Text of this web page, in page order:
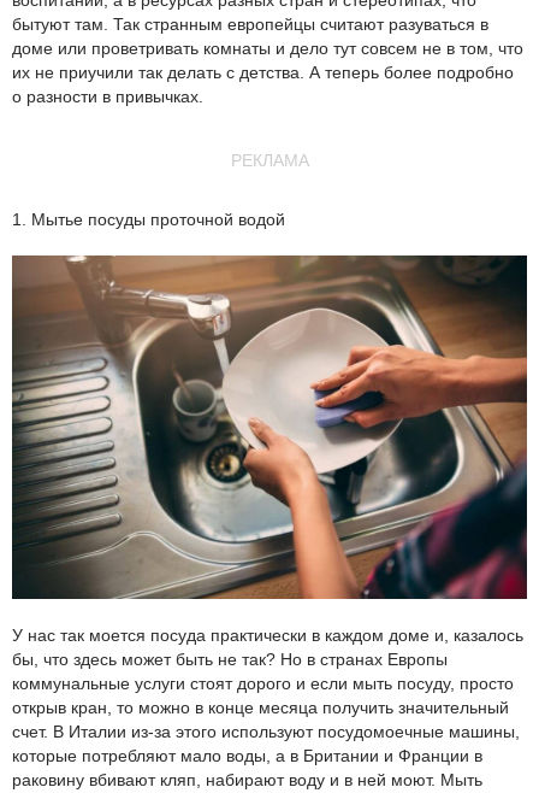
бытуют там. Так странным европейцы считают разуваться в
доме или проветривать комнаты и дело тут совсем не в том, что
их не приучили так делать с детства. А теперь более подробно
о разности в привычках.
РЕКЛАМА
1. Мытье посуды проточной водой
У нас так моется посуда практически в каждом доме и, казалось
бы, что здесь может быть не так? Но в странах Европы
коммунальные услуги стоят дорого и если мыть посуду, просто
открыв кран, то можно в конце месяца получить значительный
счет. В Италии из-за этого используют посудомоечные машины,
которые потребляют мало воды, а в Британии и Франции в
раковину вбивают кляп, набирают воду и в ней моют. Мыть